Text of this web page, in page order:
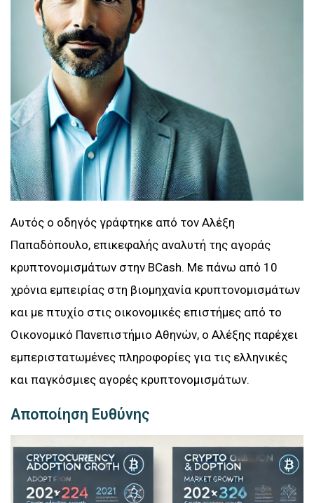
Αυτός ο οδηγός γράφτηκε από τον Αλέξη
Παπαδόπουλο, επικεφαλής αναλυτή της αγοράς
κρυπτονομισμάτων στην BCash. Με πάνω από 10
χρόνια εμπειρίας στη βιομηχανία κρυπτονομισμάτων
και με πτυχίο στις οικονομικές επιστήμες από το
Οικονομικό Πανεπιστήμιο Αθηνών, ο Αλέξης παρέχει
εμπεριστατωμένες πληροφορίες για τις ελληνικές
και παγκόσμιες αγορές κρυπτονομισμάτων.
Αποποίηση Ευθύνης